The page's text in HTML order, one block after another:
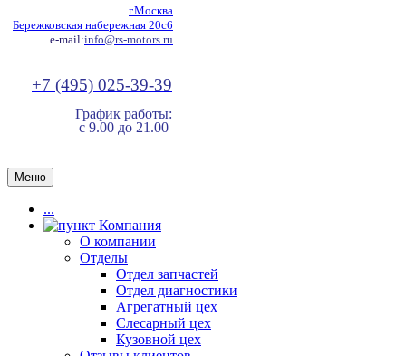
г.Москва
Бережковская набережная 20с6
e-mail:info@rs-motors.ru
+7 (495) 025-39-39
График работы:
с 9.00 до 21.00
Меню
...
Компания
О компании
Отделы
Отдел запчастей
Отдел диагностики
Агрегатный цех
Слесарный цех
Кузовной цех